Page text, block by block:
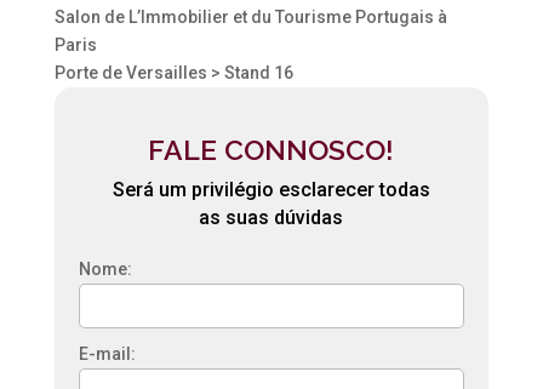
Salon de L’Immobilier et du Tourisme Portugais à
Paris
Porte de Versailles > Stand 16
FALE CONNOSCO!
Será um privilégio esclarecer todas
as suas dúvidas
Nome:
E-mail: